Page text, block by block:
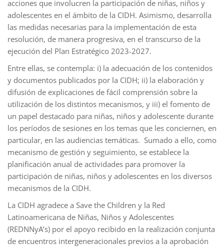
acciones que involucren la participación de niñas, niños y
adolescentes en el ámbito de la CIDH. Asimismo, desarrolla
las medidas necesarias para la implementación de esta
resolución, de manera progresiva, en el transcurso de la
ejecución del Plan Estratégico 2023-2027.
Entre ellas, se contempla: i) la adecuación de los contenidos
y documentos publicados por la CIDH; ii) la elaboración y
difusión de explicaciones de fácil comprensión sobre la
utilización de los distintos mecanismos, y iii) el fomento de
un papel destacado para niñas, niños y adolescente durante
los períodos de sesiones en los temas que les conciernen, en
particular, en las audiencias temáticas. Sumado a ello, como
mecanismo de gestión y seguimiento, se establece la
planificación anual de actividades para promover la
participación de niñas, niños y adolescentes en los diversos
mecanismos de la CIDH.
La CIDH agradece a Save the Children y la Red
Latinoamericana de Niñas, Niños y Adolescentes
(REDNNyA’s) por el apoyo recibido en la realización conjunta
de encuentros intergeneracionales previos a la aprobación